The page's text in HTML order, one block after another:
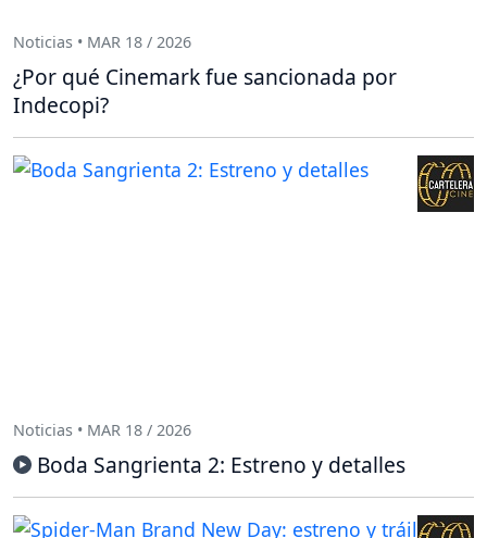
Noticias • MAR 18 / 2026
¿Por qué Cinemark fue sancionada por
Indecopi?
Noticias • MAR 18 / 2026
Boda Sangrienta 2: Estreno y detalles